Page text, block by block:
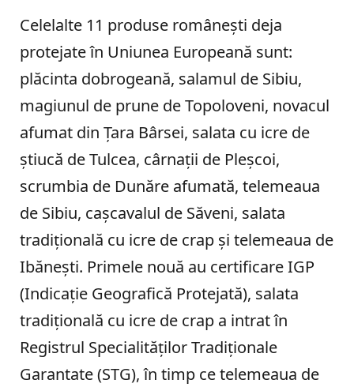
Celelalte 11 produse românești deja
protejate în Uniunea Europeană sunt:
plăcinta dobrogeană, salamul de Sibiu,
magiunul de prune de Topoloveni, novacul
afumat din Țara Bârsei, salata cu icre de
știucă de Tulcea, cârnații de Pleșcoi,
scrumbia de Dunăre afumată, telemeaua
de Sibiu, cașcavalul de Săveni, salata
tradițională cu icre de crap și telemeaua de
Ibănești. Primele nouă au certificare IGP
(Indicație Geografică Protejată), salata
tradițională cu icre de crap a intrat în
Registrul Specialităţilor Tradiţionale
Garantate (STG), în timp ce telemeaua de